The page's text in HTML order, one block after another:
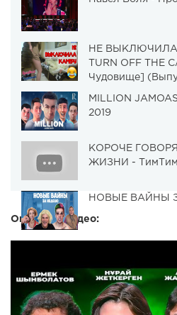
НЕ ВЫКЛЮЧИЛА
TURN OFF THE
Чудовище]
MILLION
2019
КОРОЧЕ
ЖИЗНИ -
НОВЫЕ ВАЙНЫ
Описание видео: